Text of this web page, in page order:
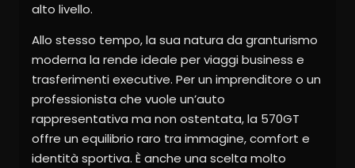
alto livello.
Allo stesso tempo, la sua natura da granturismo
moderna la rende ideale per viaggi business e
trasferimenti executive. Per un imprenditore o un
professionista che vuole un’auto
rappresentativa ma non ostentata, la 570GT
offre un equilibrio raro tra immagine, comfort e
identità sportiva. È anche una scelta molto